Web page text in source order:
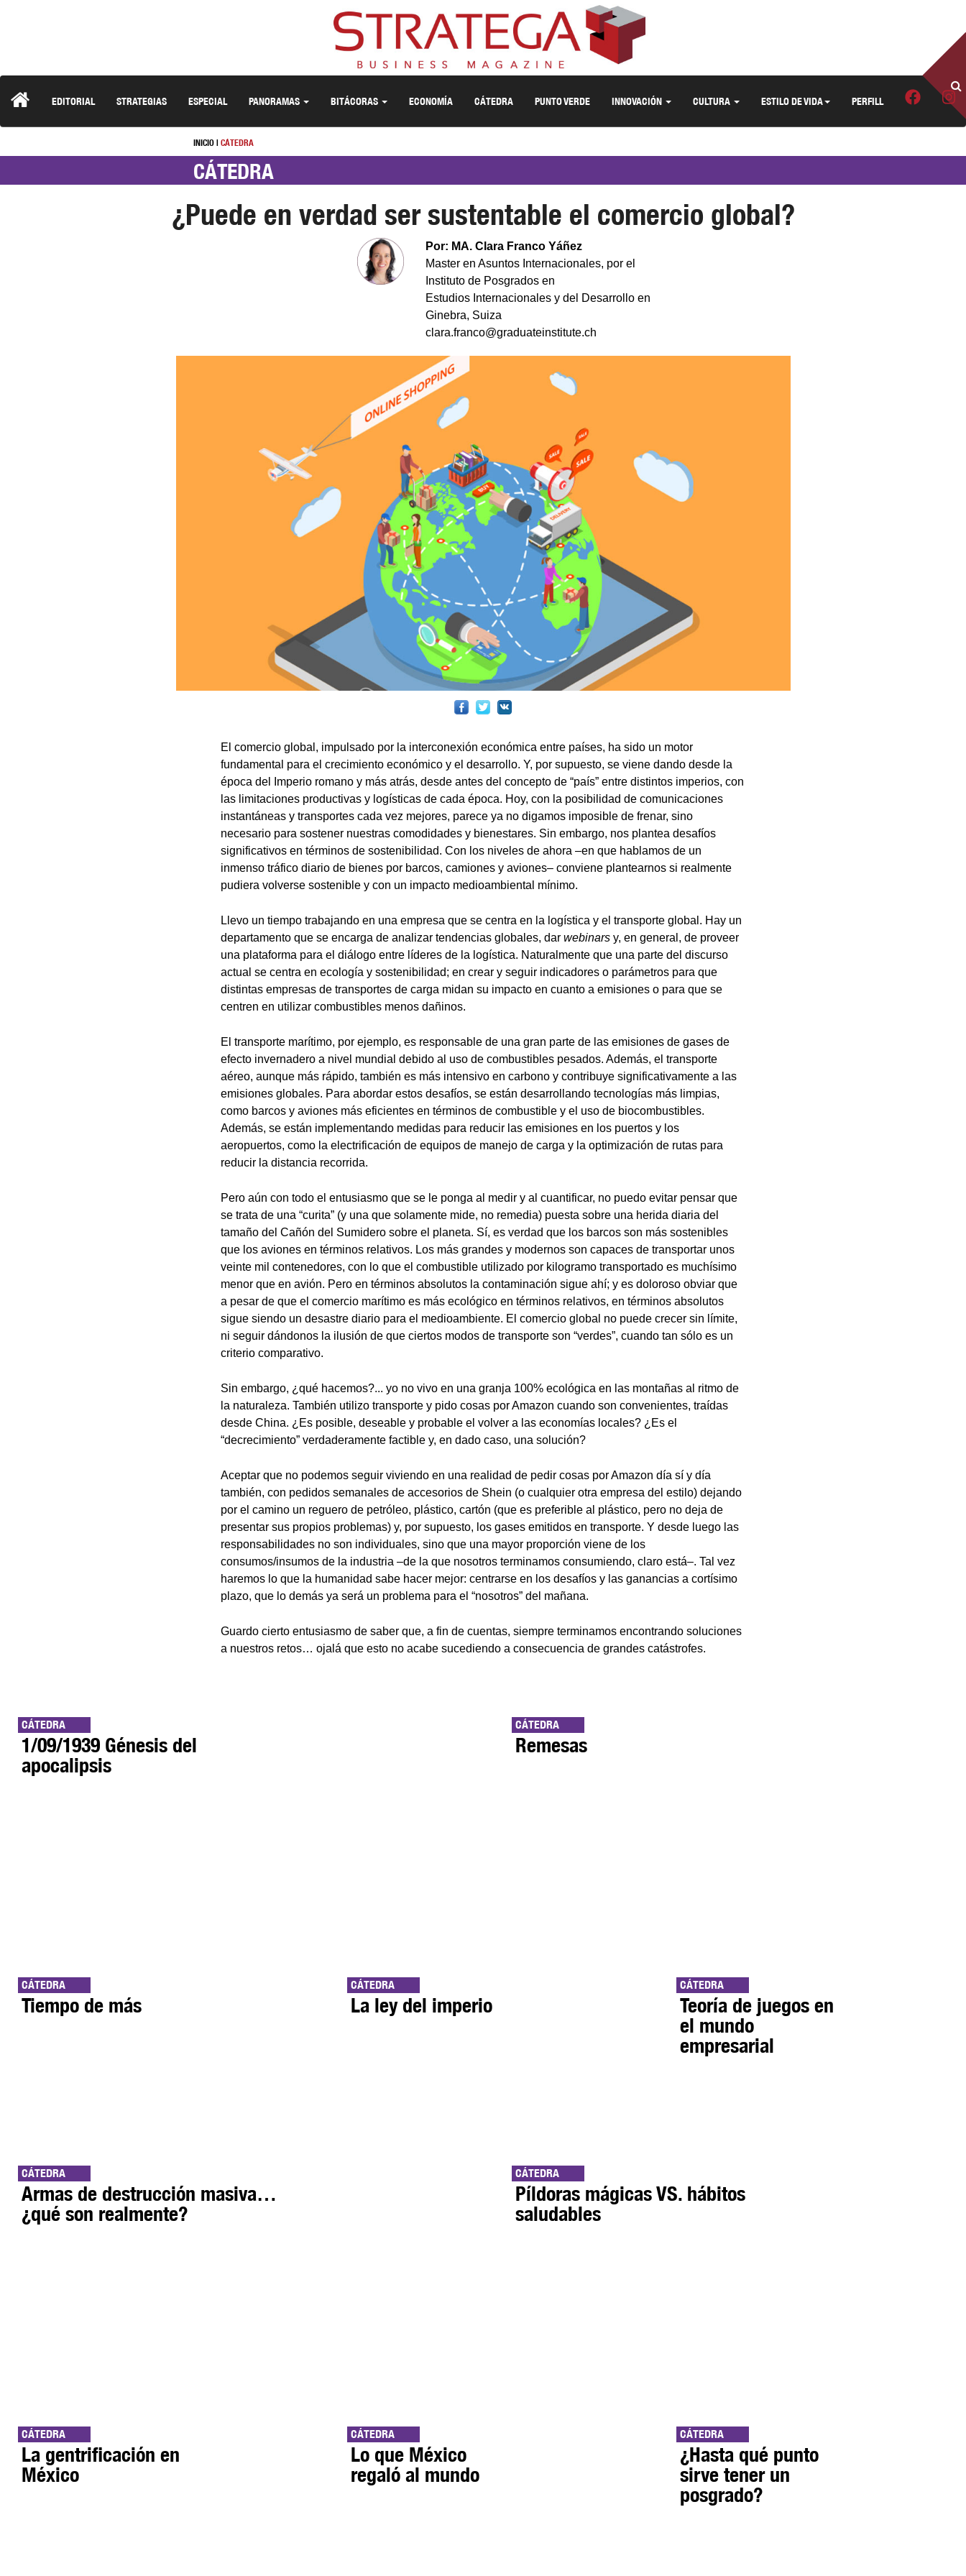
EDITORIAL STRATEGIAS ESPECIAL PANORAMAS BITÁCORAS ECONOMÍA CÁTEDRA PUNTO VERDE INNOVACIÓN CULTURA ESTILO DE VIDA PERFILL
INICIO| CÁTEDRA
CÁTEDRA
¿Puede en verdad ser sustentable el comercio global?
Por: MA. Clara Franco Yáñez
Master en Asuntos Internacionales, por el
Instituto de Posgrados en
Estudios Internacionales y del Desarrollo en
Ginebra, Suiza
clara.franco@graduateinstitute.ch
El comercio global, impulsado por la interconexión económica entre países, ha sido un motor
fundamental para el crecimiento económico y el desarrollo. Y, por supuesto, se viene dando desde la
época del Imperio romano y más atrás, desde antes del concepto de “país” entre distintos imperios, con
las limitaciones productivas y logísticas de cada época. Hoy, con la posibilidad de comunicaciones
instantáneas y transportes cada vez mejores, parece ya no digamos imposible de frenar, sino
necesario para sostener nuestras comodidades y bienestares. Sin embargo, nos plantea desafíos
significativos en términos de sostenibilidad. Con los niveles de ahora –en que hablamos de un
inmenso tráfico diario de bienes por barcos, camiones y aviones– conviene plantearnos si realmente
pudiera volverse sostenible y con un impacto medioambiental mínimo.
Llevo un tiempo trabajando en una empresa que se centra en la logística y el transporte global. Hay un
departamento que se encarga de analizar tendencias globales, dar webinars y, en general, de proveer
una plataforma para el diálogo entre líderes de la logística. Naturalmente que una parte del discurso
actual se centra en ecología y sostenibilidad; en crear y seguir indicadores o parámetros para que
distintas empresas de transportes de carga midan su impacto en cuanto a emisiones o para que se
centren en utilizar combustibles menos dañinos.
El transporte marítimo, por ejemplo, es responsable de una gran parte de las emisiones de gases de
efecto invernadero a nivel mundial debido al uso de combustibles pesados. Además, el transporte
aéreo, aunque más rápido, también es más intensivo en carbono y contribuye significativamente a las
emisiones globales. Para abordar estos desafíos, se están desarrollando tecnologías más limpias,
como barcos y aviones más eficientes en términos de combustible y el uso de biocombustibles.
Además, se están implementando medidas para reducir las emisiones en los puertos y los
aeropuertos, como la electrificación de equipos de manejo de carga y la optimización de rutas para
reducir la distancia recorrida.
Pero aún con todo el entusiasmo que se le ponga al medir y al cuantificar, no puedo evitar pensar que
se trata de una “curita” (y una que solamente mide, no remedia) puesta sobre una herida diaria del
tamaño del Cañón del Sumidero sobre el planeta. Sí, es verdad que los barcos son más sostenibles
que los aviones en términos relativos. Los más grandes y modernos son capaces de transportar unos
veinte mil contenedores, con lo que el combustible utilizado por kilogramo transportado es muchísimo
menor que en avión. Pero en términos absolutos la contaminación sigue ahí; y es doloroso obviar que
a pesar de que el comercio marítimo es más ecológico en términos relativos, en términos absolutos
sigue siendo un desastre diario para el medioambiente. El comercio global no puede crecer sin límite,
ni seguir dándonos la ilusión de que ciertos modos de transporte son “verdes”, cuando tan sólo es un
criterio comparativo.
Sin embargo, ¿qué hacemos?... yo no vivo en una granja 100% ecológica en las montañas al ritmo de
la naturaleza. También utilizo transporte y pido cosas por Amazon cuando son convenientes, traídas
desde China. ¿Es posible, deseable y probable el volver a las economías locales? ¿Es el
“decrecimiento” verdaderamente factible y, en dado caso, una solución?
Aceptar que no podemos seguir viviendo en una realidad de pedir cosas por Amazon día sí y día
también, con pedidos semanales de accesorios de Shein (o cualquier otra empresa del estilo) dejando
por el camino un reguero de petróleo, plástico, cartón (que es preferible al plástico, pero no deja de
presentar sus propios problemas) y, por supuesto, los gases emitidos en transporte. Y desde luego las
responsabilidades no son individuales, sino que una mayor proporción viene de los
consumos/insumos de la industria –de la que nosotros terminamos consumiendo, claro está–. Tal vez
haremos lo que la humanidad sabe hacer mejor: centrarse en los desafíos y las ganancias a cortísimo
plazo, que lo demás ya será un problema para el “nosotros” del mañana.
Guardo cierto entusiasmo de saber que, a fin de cuentas, siempre terminamos encontrando soluciones
a nuestros retos… ojalá que esto no acabe sucediendo a consecuencia de grandes catástrofes.
CÁTEDRA
1/09/1939 Génesis del
apocalipsis
CÁTEDRA
Remesas
CÁTEDRA
Tiempo de más
CÁTEDRA
La ley del imperio
CÁTEDRA
Teoría de juegos en
el mundo
empresarial
CÁTEDRA
Armas de destrucción masiva…
¿qué son realmente?
CÁTEDRA
Píldoras mágicas VS. hábitos
saludables
CÁTEDRA
La gentrificación en
México
CÁTEDRA
Lo que México
regaló al mundo
CÁTEDRA
¿Hasta qué punto
sirve tener un
posgrado?